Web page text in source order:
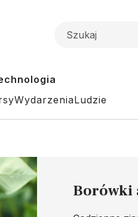
WydarzeniaLudzie
Borówki